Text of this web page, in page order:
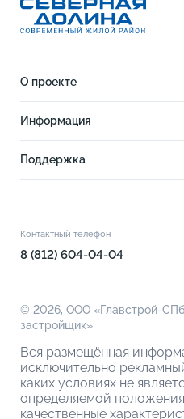
О проекте
Инфраструктура
Благоустройство
Информация
Поддержка
О компании
Контактный телефон
8 (812) 604-04-04
© 2026, ООО «Главстрой-
застройщик»
Вся размещённая
исключительно
каких условиях не
определяемой
качественные